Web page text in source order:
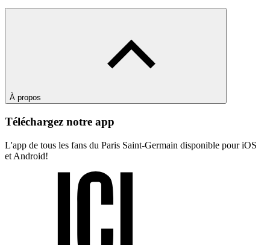
À propos
Téléchargez notre app
L'app de tous les fans du Paris Saint-Germain disponible pour iOS
et Android!